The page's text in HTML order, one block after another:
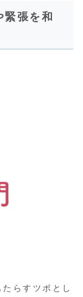
緊張を和
たらすツボとし